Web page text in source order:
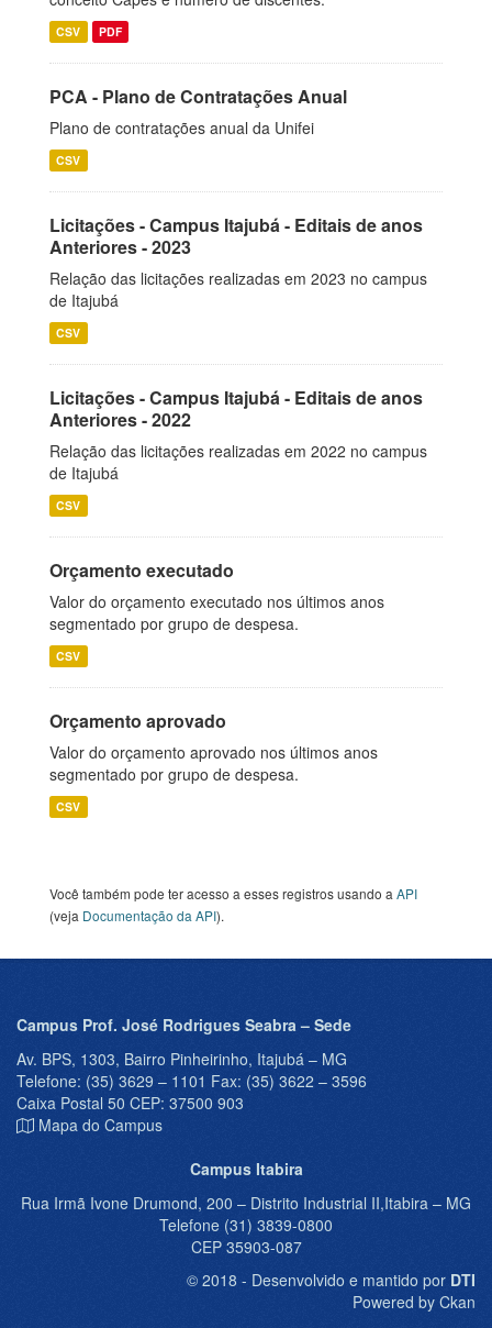
CSV PDF
PCA - Plano de Contratações Anual
Plano de contratações anual da Unifei
CSV
Licitações - Campus Itajubá - Editais de anos
Anteriores - 2023
Relação das licitações realizadas em 2023 no campus
de Itajubá
CSV
Licitações - Campus Itajubá - Editais de anos
Anteriores - 2022
Relação das licitações realizadas em 2022 no campus
de Itajubá
CSV
Orçamento executado
Valor do orçamento executado nos últimos anos
segmentado por grupo de despesa.
CSV
Orçamento aprovado
Valor do orçamento aprovado nos últimos anos
segmentado por grupo de despesa.
CSV
Você também pode ter acesso a esses registros usando a API
(veja Documentação da API).
Campus Prof. José Rodrigues Seabra – Sede
Av. BPS, 1303, Bairro Pinheirinho, Itajubá – MG
Telefone: (35) 3629 – 1101 Fax: (35) 3622 – 3596
Caixa Postal 50 CEP: 37500 903
Mapa do Campus
Campus Itabira
Rua Irmã Ivone Drumond, 200 – Distrito Industrial II,Itabira – MG
Telefone (31) 3839-0800
CEP 35903-087
© 2018 - Desenvolvido e mantido por DTI
Powered by Ckan